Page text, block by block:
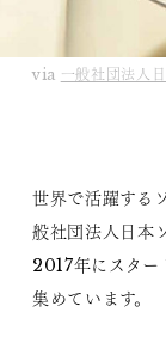
via 一般社団法人
世界で活躍する
般社団法人日本
2017年にスター
集めています。